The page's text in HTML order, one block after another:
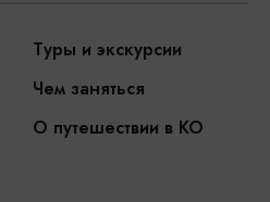
Туры и экскурсии
Чем заняться
О путешествии в КО